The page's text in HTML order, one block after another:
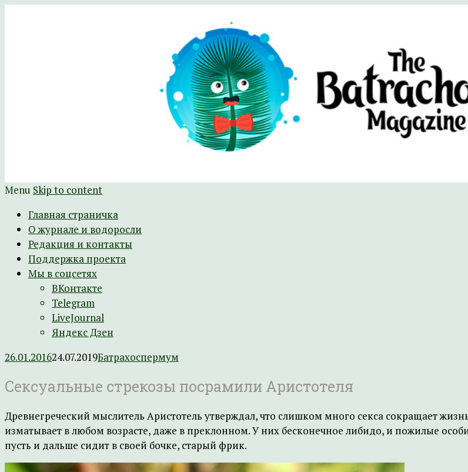
The Batrachospermum Magazine
Научно-развлекательный журнал Батрахоспермум (официальный сайт)
Menu Skip to content
Главная страничка
О журнале и водоросли
Редакция и контакты
Поддержка проекта
Мы в соцсетях
ВКонтакте
Telegram
LiveJournal
Яндекс Дзен
26.01.201624.07.2019Батрахоспермум
Сексуальные стрекозы посрамили Аристотеля
Древнегреческий мыслитель Аристотель утверждал, что слишком много секса сокращает
изматывает в любом возрасте, даже в преклонном. У них бесконечное либидо, и пожилые
пусть и дальше сидит в своей бочке, старый фрик.